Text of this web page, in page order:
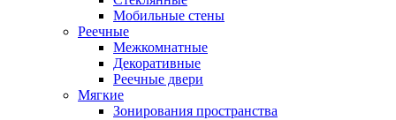
Мобильные стены
Реечные
Межкомнатные
Декоративные
Реечные двери
Мягкие
Зонирования пространства